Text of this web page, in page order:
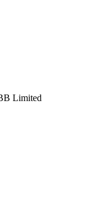
Limited